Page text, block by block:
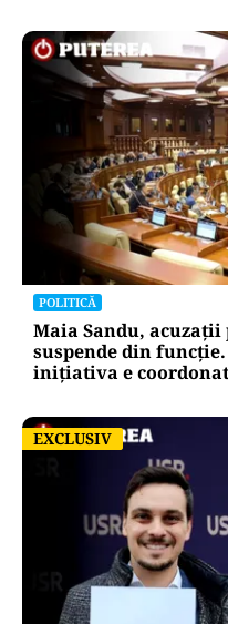
POLITICĂ
Maia Sandu, acuzații
suspende din
inițiativa e
EXCLUSIV
EXCLUSIV